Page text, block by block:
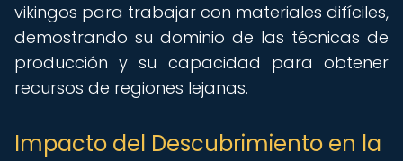
vikingos para trabajar con materiales difíciles,
demostrando su dominio de las técnicas de
producción y su capacidad para obtener
recursos de regiones lejanas.
Impacto del Descubrimiento en la